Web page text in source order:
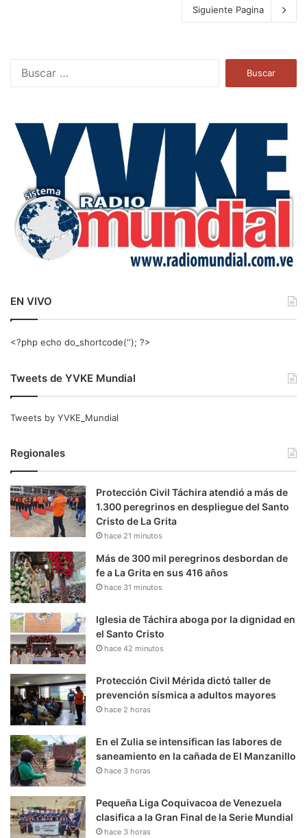
Siguiente Pagina
a
EN VIVO
<?php echo do_shortcode(‘‘); ?>
Tweets de YVKE Mundial
Tweets by YVKE_Mundial
Regionales
Protección Civil Táchira atendió a más de
1.300 peregrinos en despliegue del Santo
Cristo de La Grita
hace 21 minutos
Más de 300 mil peregrinos desbordan de
fe a La Grita en sus 416 años
hace 31 minutos
Iglesia de Táchira aboga por la dignidad en
el Santo Cristo
hace 42 minutos
Protección Civil Mérida dictó taller de
prevención sísmica a adultos mayores
hace 2 horas
En el Zulia se intensifican las labores de
saneamiento en la cañada de El Manzanillo
hace 3 horas
Pequeña Liga Coquivacoa de Venezuela
clasifica a la Gran Final de la Serie Mundial
hace 3 horas